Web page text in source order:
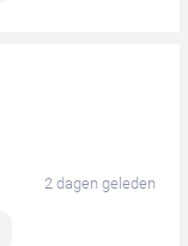
2 dagen geleden